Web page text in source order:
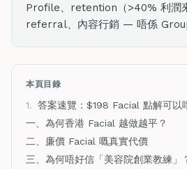
Profile、retention（>40% 利潤
referral、內容行銷 — 唔係
本頁目錄
1. 答案速覽：$198 Facial 點解可以
一、為何香港 Facial 越做越平？
二、廉價 Facial 嘅真實代價
三、為何唔好信「美容院創業教練」